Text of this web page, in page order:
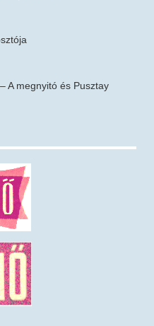
A megnyitó és Pusztay